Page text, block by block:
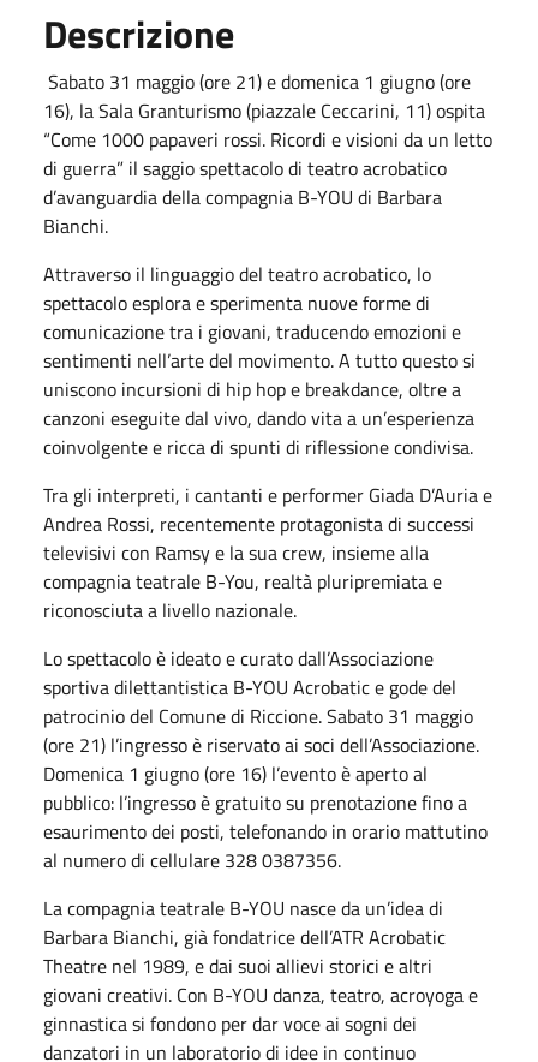
Descrizione
Sabato 31 maggio (ore 21) e domenica 1 giugno (ore
16), la Sala Granturismo (piazzale Ceccarini, 11) ospita
“Come 1000 papaveri rossi. Ricordi e visioni da un letto
di guerra” il saggio spettacolo di teatro acrobatico
d’avanguardia della compagnia B-YOU di Barbara
Bianchi.
Attraverso il linguaggio del teatro acrobatico, lo
spettacolo esplora e sperimenta nuove forme di
comunicazione tra i giovani, traducendo emozioni e
sentimenti nell’arte del movimento. A tutto questo si
uniscono incursioni di hip hop e breakdance, oltre a
canzoni eseguite dal vivo, dando vita a un’esperienza
coinvolgente e ricca di spunti di riflessione condivisa.
Tra gli interpreti, i cantanti e performer Giada D’Auria e
Andrea Rossi, recentemente protagonista di successi
televisivi con Ramsy e la sua crew, insieme alla
compagnia teatrale B-You, realtà pluripremiata e
riconosciuta a livello nazionale.
Lo spettacolo è ideato e curato dall’Associazione
sportiva dilettantistica B-YOU Acrobatic e gode del
patrocinio del Comune di Riccione. Sabato 31 maggio
(ore 21) l’ingresso è riservato ai soci dell’Associazione.
Domenica 1 giugno (ore 16) l’evento è aperto al
pubblico: l’ingresso è gratuito su prenotazione fino a
esaurimento dei posti, telefonando in orario mattutino
al numero di cellulare 328 0387356.
La compagnia teatrale B-YOU nasce da un’idea di
Barbara Bianchi, già fondatrice dell’ATR Acrobatic
Theatre nel 1989, e dai suoi allievi storici e altri
giovani creativi. Con B-YOU danza, teatro, acroyoga e
ginnastica si fondono per dar voce ai sogni dei
danzatori in un laboratorio di idee in continuo